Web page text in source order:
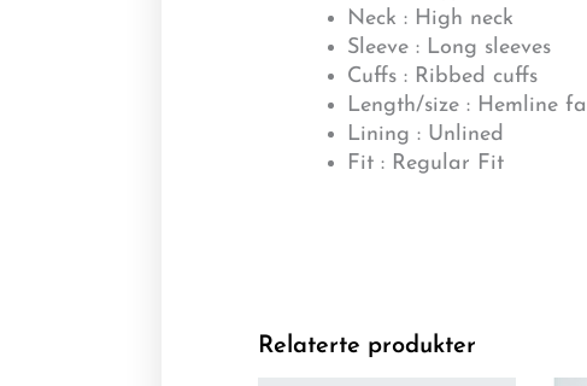
Neck : High neck
Sleeve : Long sleeves
Cuffs : Ribbed cuffs
Length/size : Hemline
Lining : Unlined
Fit : Regular Fit
Relaterte produkter